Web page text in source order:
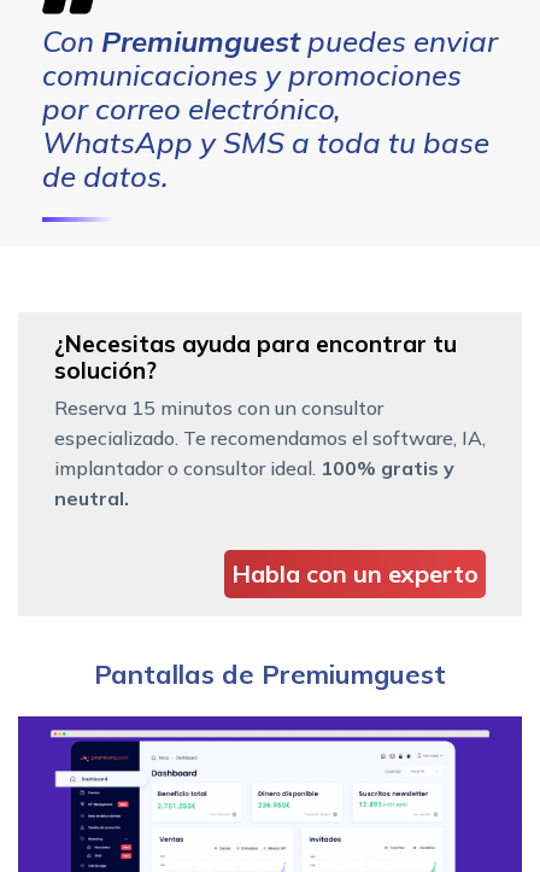
Con Premiumguestpuedes enviar
comunicaciones y promociones
por correo electrónico,
WhatsApp y SMS a toda tu base
de datos.
¿Necesitas ayuda para encontrar tu
solución?
Reserva 15 minutos con un consultor
especializado. Te recomendamos el software, IA,
implantador o consultor ideal. 100% gratis y
neutral.
Habla con un experto
Pantallas de Premiumguest